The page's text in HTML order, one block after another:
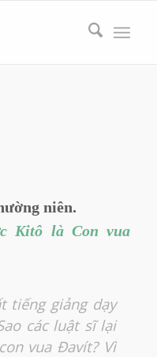
niên.
Kitô là Con vua
tiếng giảng dạy
các luật sĩ lại
vua Ðavít? Vì